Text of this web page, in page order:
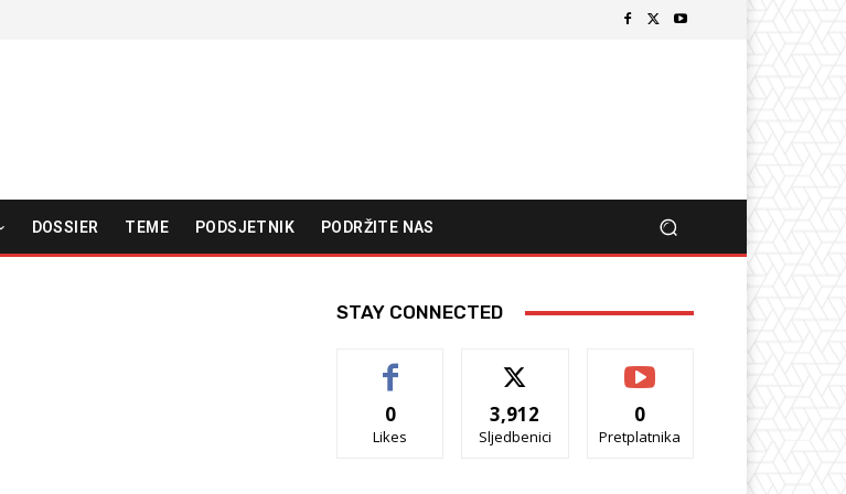
DOSSIER TEME PODSJETNIK PODRŽITE NAS
STAY CONNECTED
0
Likes
3,912
Sljedbenici
0
Pretplatnika